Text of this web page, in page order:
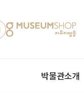
박물관소개